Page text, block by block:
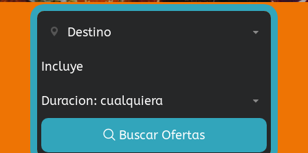
Incluye
Buscar Ofertas